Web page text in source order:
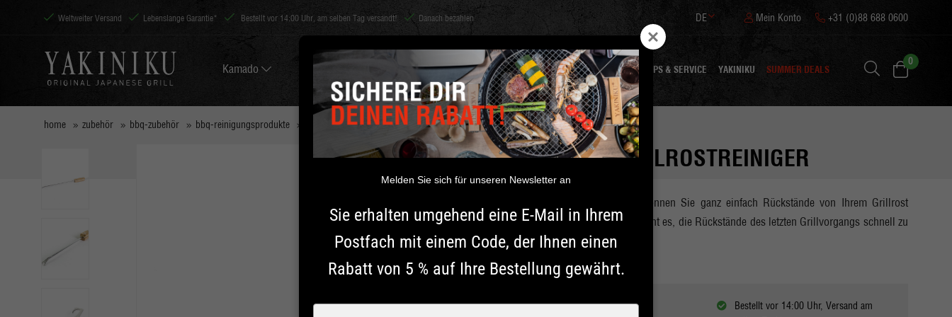
Weltweiter Versand Lebenslange Garantie* Bestellt vor 14:00 Uhr, am selben Tag versandt! Danach bezahlen +31 (0)88 688 0600
Mein Konto
DE
Kamado ZUBEHÖR KOHLE & HOLZ GEWÜRZE INSPIRATION TIPPS & SERVICE YAKINIKU SUMMER DEALS
0
home zubehör bbq-zubehör bbq-reinigungsprodukte yakiniku grillrostreiniger
YAKINIKU GRILLROSTREINIGER
Mit diesem Grillrostreiniger können Sie ganz einfach Rückstände von Ihrem Grillrost
entfernen. Die V-Form ermöglicht es, die Rückstände des letzten Grillvorgangs schnell zu
entfernen.
Mehr Informationen
Bestellt vor 14:00 Uhr, Versand am
Melden Sie sich für unseren Newsletter an
Sie erhalten umgehend eine E-Mail in Ihrem
Postfach mit einem Code, der Ihnen einen
Rabatt von 5 % auf Ihre Bestellung gewährt.